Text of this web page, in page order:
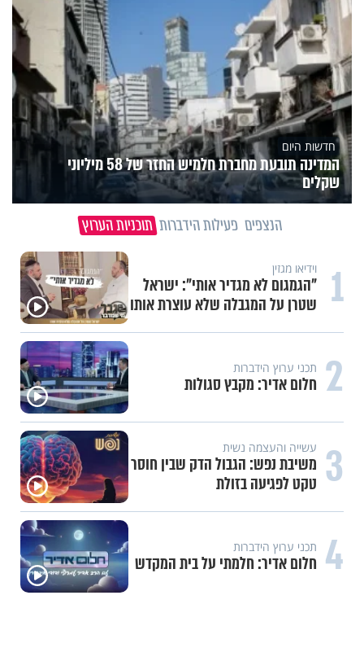
חדשות היום
המדינה תובעת מחברת חלמיש החזר של 58 מיליוני
שקלים
הנצפים פעילות הידברות תוכניות הערוץ
1 וידיאו מגזין
"הגמגום לא מגדיר אותי": ישראל
שטרן על המגבלה שלא עוצרת אותו
2 תכני ערוץ הידברות
חלום אדיר: מקבץ סגולות
3 עשייה והעצמה נשית
משיבת נפש: הגבול הדק שבין חוסר
טקט לפגיעה בזולת
4 תכני ערוץ הידברות
חלום אדיר: חלמתי על בית המקדש